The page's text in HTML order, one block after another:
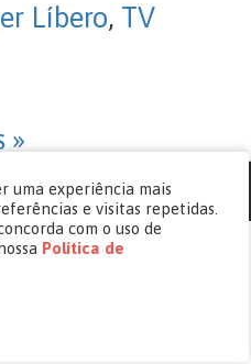
Líbero, TV
»
Revista Cásper.
uma experiência mais
e visitas repetidas.
com o uso de
Política de